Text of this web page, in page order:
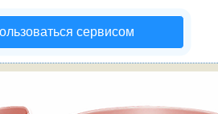
сервисом